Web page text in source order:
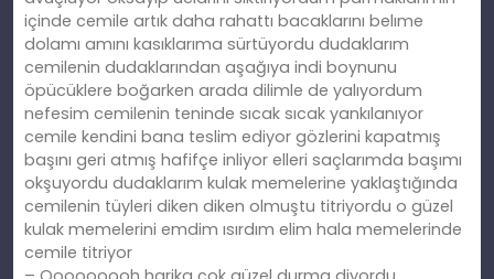
içinde cemile artık daha rahattı bacaklarını belıme
dolamı amını kasıklarıma sürtüyordu dudaklarım
cemilenin dudaklarından aşağıya indi boynunu
öpücüklere boğarken arada dilimle de yalıyordum
nefesim cemilenin teninde sıcak sıcak yankılanıyor
cemile kendini bana teslim ediyor gözlerini kapatmış
başını geri atmış hafifçe inliyor elleri saçlarımda başımı
okşuyordu dudaklarım kulak memelerine yaklaştığında
cemilenin tüyleri diken diken olmuştu titriyordu o güzel
kulak memelerini emdim ısırdım elim hala memelerinde
cemile titriyor